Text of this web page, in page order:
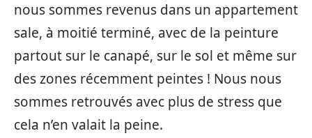
nous sommes revenus dans un appartement
sale, à moitié terminé, avec de la peinture
partout sur le canapé, sur le sol et même sur
des zones récemment peintes ! Nous nous
sommes retrouvés avec plus de stress que
cela n’en valait la peine.